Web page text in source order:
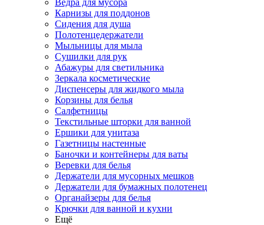
Ведра для мусора
Карнизы для поддонов
Сидения для душа
Полотенцедержатели
Мыльницы для мыла
Сушилки для рук
Абажуры для светильника
Зеркала косметические
Диспенсеры для жидкого мыла
Корзины для белья
Салфетницы
Текстильные шторки для ванной
Ершики для унитаза
Газетницы настенные
Баночки и контейнеры для ваты
Веревки для белья
Держатели для мусорных мешков
Держатели для бумажных полотенец
Органайзеры для белья
Крючки для ванной и кухни
Ещё